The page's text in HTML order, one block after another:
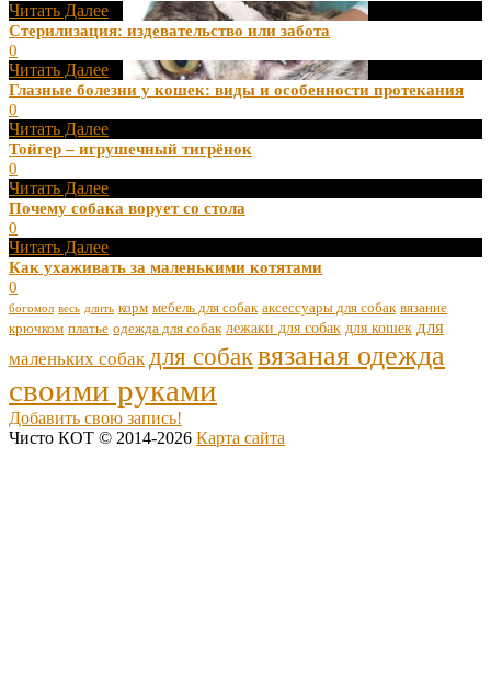
Читать Далее
Стерилизация: издевательство или забота
0
Читать Далее
Глазные болезни у кошек: виды и особенности протекания
0
Читать Далее
Тойгер – игрушечный тигрёнок
0
Читать Далее
Почему собака ворует со стола
0
Читать Далее
Как ухаживать за маленькими котятами
0
богомол весь длить корм мебель для собак аксессуары для собак вязание
крючком платье одежда для собак лежаки для собак для кошек для
маленьких собак для собаквязаная одежда
своими руками
Добавить свою запись!
Чисто КОТ © 2014-2026 Карта сайта